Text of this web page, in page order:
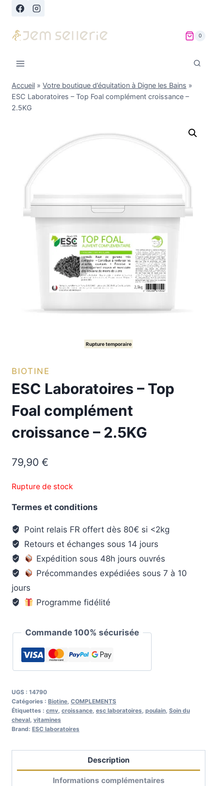
Aller
contenu
0
Accueil » Votre boutique d’équitation à Digne les Bains »
ESC Laboratoires – Top Foal complément croissance –
2.5KG
Rupture temporaire
BIOTINE
ESC Laboratoires – Top
Foal complément
croissance – 2.5KG
79,90 €
Rupture de stock
Termes et conditions
Point relais FR offert dès 80€ si <2kg
Retours et échanges sous 14 jours
Expédition sous 48h jours ouvrés
Précommandes expédiées sous 7 à 10
jours
Programme fidélité
Commande 100% sécurisée
UGS : 14790
Catégories : Biotine, COMPLEMENTS
Étiquettes : cmv, croissance, esc laboratoires, poulain, Soin du
cheval, vitamines
Brand: ESC laboratoires
Description
Informations complémentaires